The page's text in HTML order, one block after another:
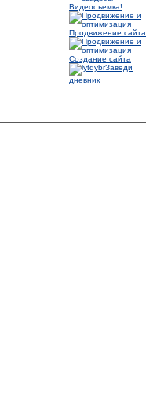
Видеосъемка!
Продвижение сайта
Создание сайта
Заведи
дневник